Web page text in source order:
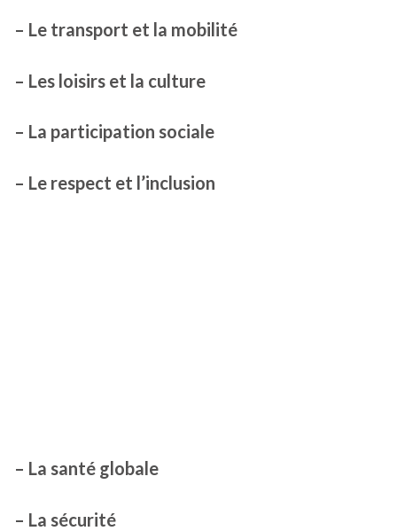
– Le transport et la mobilité
– Les loisirs et la culture
– La participation sociale
– Le respect et l’inclusion
– La santé globale
– La sécurité